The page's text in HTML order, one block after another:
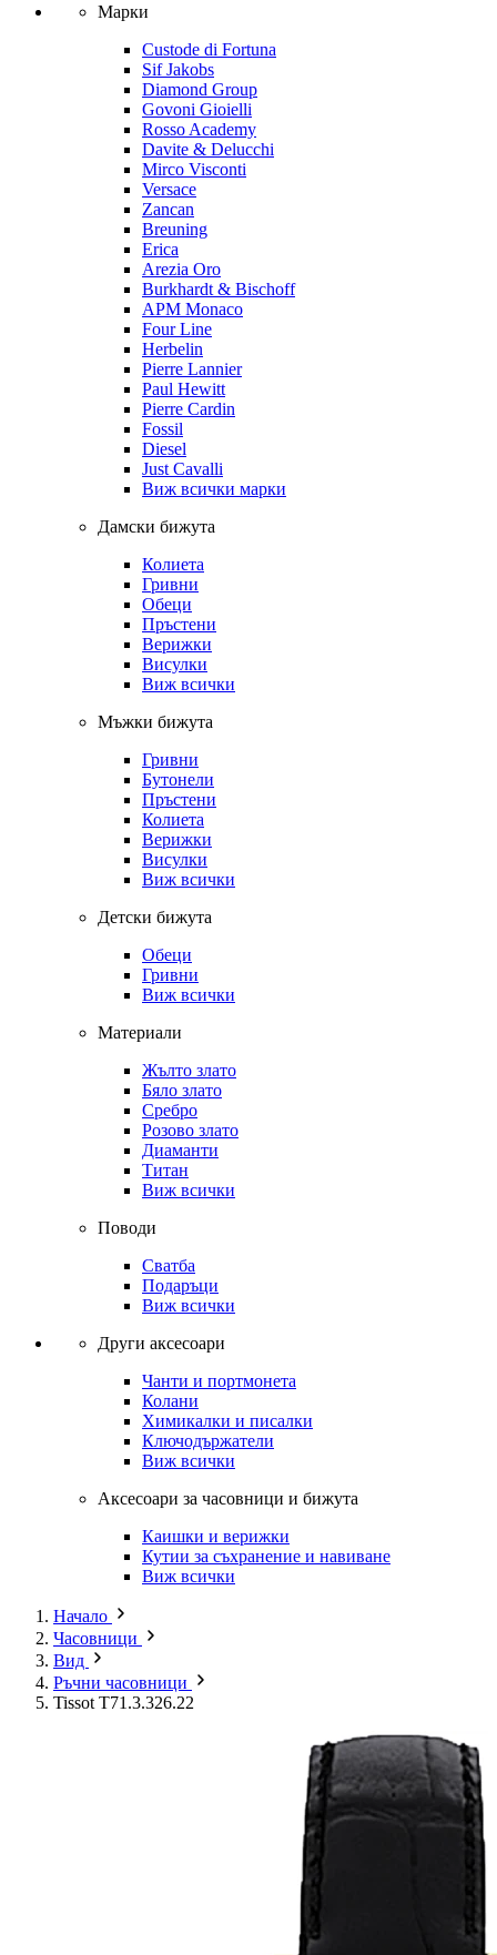
Марки
Custode di Fortuna
Sif Jakobs
Diamond Group
Govoni Gioielli
Rosso Academy
Davite & Delucchi
Mirco Visconti
Versace
Zancan
Breuning
Erica
Arezia Oro
Burkhardt & Bischoff
APM Monaco
Four Line
Herbelin
Pierre Lannier
Paul Hewitt
Pierre Cardin
Fossil
Diesel
Just Cavalli
Виж всички марки
Дамски бижута
Колиета
Гривни
Обеци
Пръстени
Верижки
Висулки
Виж всички
Мъжки бижута
Гривни
Бутонели
Пръстени
Колиета
Верижки
Висулки
Виж всички
Детски бижута
Обеци
Гривни
Виж всички
Материали
Жълто злато
Бяло злато
Сребро
Розово злато
Диаманти
Титан
Виж всички
Поводи
Сватба
Подаръци
Виж всички
Други аксесоари
Чанти и портмонета
Колани
Химикалки и писалки
Ключодържатели
Виж всички
Аксесоари за часовници и бижута
Каишки и верижки
Кутии за съхранение и навиване
Виж всички
Начало
Часовници
Вид
Ръчни часовници
Tissot T71.3.326.22